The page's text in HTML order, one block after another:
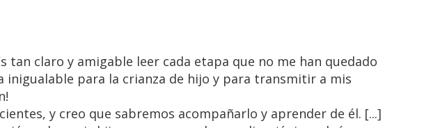
tan claro y amigable leer cada etapa que no me han quedado
inigualable para la crianza de hijo y para transmitir a mis
y creo que sabremos acompañarlo y aprender de él. [...]